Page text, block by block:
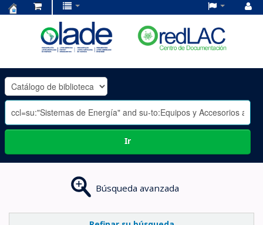
OLADE
-
Ir
Búsqueda avanzada